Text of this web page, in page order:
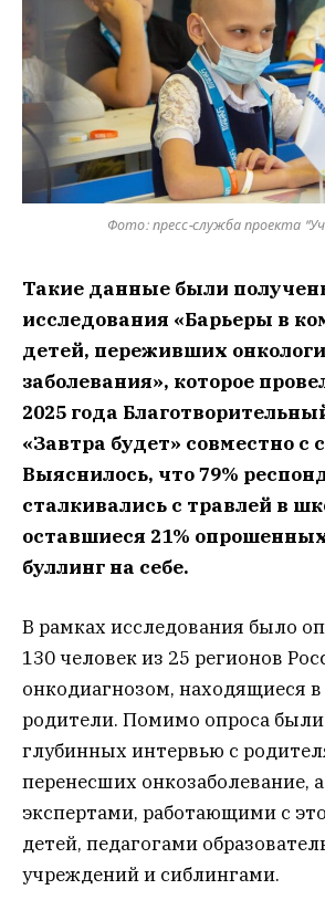
Фото: пресс-служба проекта
Такие данные были
исследования «Барьеры в
детей, переживших
заболевания», которое
2025 года
«Завтра будет» совместно с
Выяснилось, что 79%
сталкивались с травлей в
оставшиеся 21%
буллинг на себе.
В рамках исследования было
130 человек из 25 регионов
онкодиагнозом, находящиеся
родители. Помимо опроса
глубинных интервью с
перенесших онкозаболевание,
экспертами, работающими с
детей, педагогами
учреждений и сиблингами.